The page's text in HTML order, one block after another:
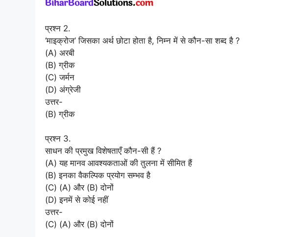
प्रश्न 2.
‘माइक्रोज’ जिसका अर्थ छोटा होता है, निम्न में से कौन-सा शब्द है ?
(A) अरबी
(B) ग्रीक
(C) जर्मन
(D) अंग्रेजी
उत्तर-
(B) ग्रीक
प्रश्न 3.
साधन की प्रमुख विशेषताएँ कौन-सी हैं ?
(A) यह मानव आवश्यकताओं की तुलना में सीमित हैं
(B) इनका वैकल्पिक प्रयोग सम्भव है
(C) (A) और (B) दोनों
(D) इनमें से कोई नहीं
उत्तर-
(C) (A) और (B) दोनों